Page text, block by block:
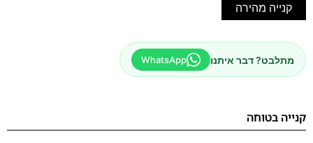
קנייה מהירה
מתלבט? דבר איתנו WhatsApp
קנייה בטוחה